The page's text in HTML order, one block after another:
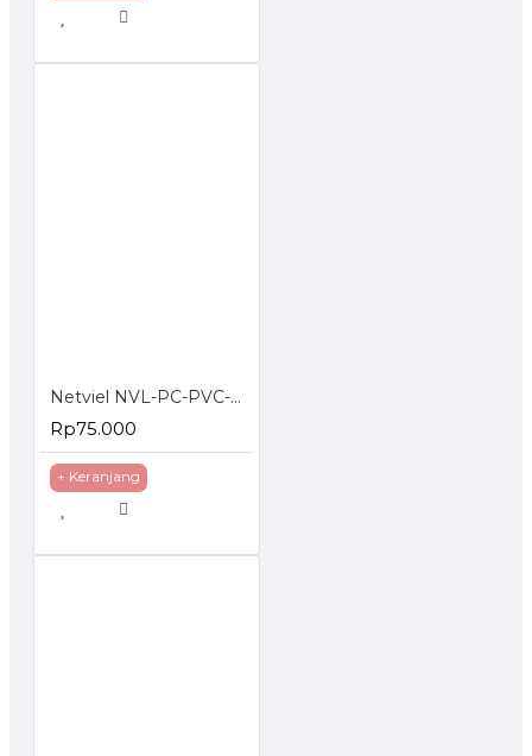
Netviel NVL-PC-PVC-06-03 NETVIEL Cat6 patch cord PVC 3m DARK BLUE COLOR
Rp75.000
+ Keranjang